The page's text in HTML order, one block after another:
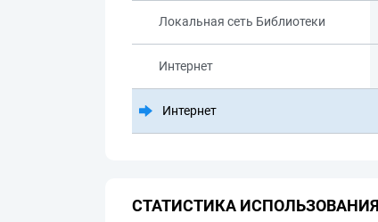
Локальная сеть Библиотеки
Интернет
Интернет
СТАТИСТИКА ИСПОЛЬЗОВАНИЯ